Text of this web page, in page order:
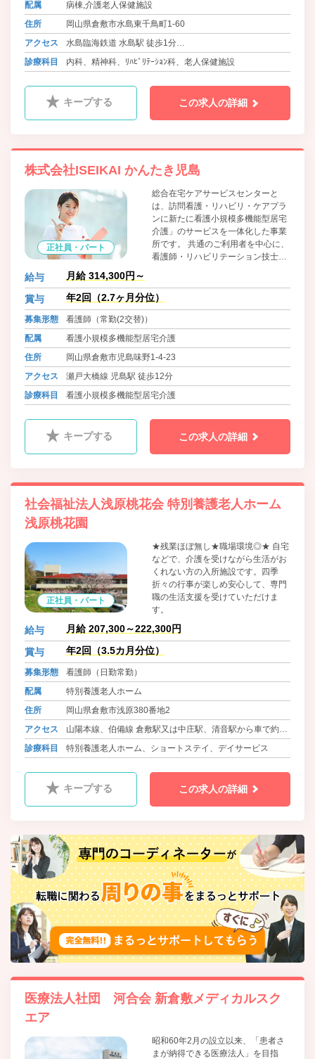
配属
病棟,介護老人保健施設
住所
岡山県倉敷市水島東千鳥町1-60
アクセス
水島臨海鉄道 水島駅 徒歩1分
バス 両備バス 倉敷吉岡線 栄駅北 徒歩21分
診療科目 内科、精神科、ﾘﾊﾋﾞﾘﾃｰｼｮﾝ科、老人保健施設
キープする この求人の詳細
株式会社ISEIKAI かんたき児島
正社員・パート
総合在宅ケアサービスセンターと
は、訪問看護・リハビリ・ケアプラ
ンに新たに看護小規模多機能型居宅
介護」のサービスを一体化した事業
所です。 共通のご利用者を中心に、
看護師・リハビリテーション技士・
ながら、２４時間３６５日、医療・
介護を提供する地域密着型サービス
給与 月給 314,300円～
賞与 年2回（2.7ヶ月分位）
募集形態
看護師（常勤(2交替)）
配属
看護小規模多機能型居宅介護
住所
岡山県倉敷市児島味野1-4-23
アクセス
瀬戸大橋線 児島駅 徒歩12分
診療科目
看護小規模多機能型居宅介護
キープする この求人の詳細
社会福祉法人浅原桃花会 特別養護老人ホーム
浅原桃花園
正社員・パート
★残業ほぼ無し★職場環境◎★ 自宅
などで、介護を受けながら生活がお
くれない方の入所施設です。四季
折々の行事が楽しめ安心して、専門
職の生活支援を受けていただけま
す。
給与 月給 207,300～222,300円
賞与 年2回（3.5カ月分位）
募集形態
看護師（日勤常勤）
配属
特別養護老人ホーム
住所
岡山県倉敷市浅原380番地2
アクセス
山陽本線、伯備線 倉敷駅又は中庄駅、清音駅から車で約10
分
診療科目 特別養護老人ホーム、ショートステイ、デイサービス
キープする この求人の詳細
医療法人社団 河合会 新倉敷メディカルスク
エア
昭和60年2月の設立以来、「患者さ
まが納得できる医療法人」を目指